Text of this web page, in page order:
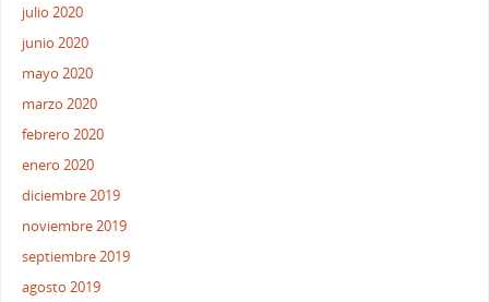
julio 2020
junio 2020
mayo 2020
marzo 2020
febrero 2020
enero 2020
diciembre 2019
noviembre 2019
septiembre 2019
agosto 2019